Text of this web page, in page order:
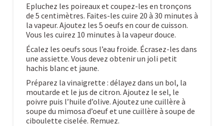
Epluchez les poireaux et coupez-les en tronçons
de 5 centimètres. Faites-les cuire 20 à 30 minutes à
la vapeur. Ajoutez les 5 oeufs en cour de cuisson.
Vous les cuirez 10 minutes à la vapeur douce.
Écalez les oeufs sous l’eau froide. Écrasez-les dans
une assiette. Vous devez obtenir un joli petit
hachis blanc et jaune.
Préparez la vinaigrette : délayez dans un bol, la
moutarde et le jus de citron. Ajoutez le sel, le
poivre puis l’huile d’olive. Ajoutez une cuillère à
soupe du mimosa d’oeuf et une cuillère à soupe de
ciboulette ciselée. Remuez.